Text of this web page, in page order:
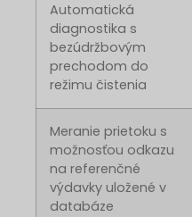
Automatická
diagnostika s
bezúdržbovým
prechodom do
režimu čistenia
Meranie prietoku s
možnosťou odkazu
na referenčné
výdavky uložené v
databáze